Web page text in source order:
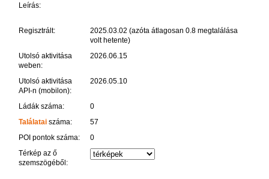
Leírás:
Regisztrált:
2025.03.02 (azóta átlagosan 0.8 megtalálása
volt hetente)
Utolsó aktivitása
weben:
2026.06.15
Utolsó aktivitása
API-n (mobilon):
2026.05.10
Ládák száma:
0
Találataiszáma:
57
POI pontok száma:
0
Térkép az ő
szemszögéből: